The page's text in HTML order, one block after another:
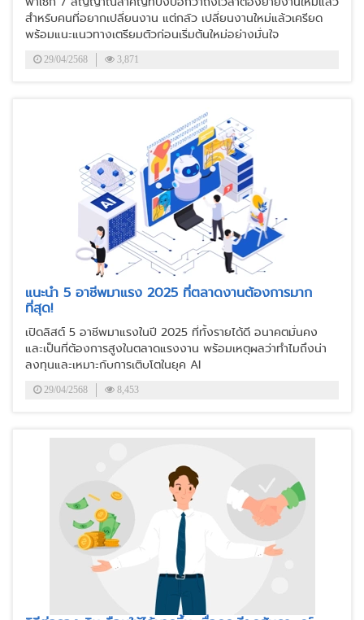
สำหรับคนที่อยากเปลี่ยนงาน แต่กลัว เปลี่ยนงานใหม่แล้วเครียด
พร้อมแนะแนวทางเตรียมตัวก่อนเริ่มต้นใหม่อย่างมั่นใจ
29/04/2568 3,871
แนะนำ 5 อาชีพมาแรง 2025 ที่ตลาดงานต้องการมาก
ที่สุด!
เปิดลิสต์ 5 อาชีพมาแรงในปี 2025 ที่ทั้งรายได้ดี อนาคตมั่นคง
และเป็นที่ต้องการสูงในตลาดแรงงาน พร้อมเหตุผลว่าทำไมถึงน่า
ลงทุนและเหมาะกับการเติบโตในยุค AI
29/04/2568 8,453